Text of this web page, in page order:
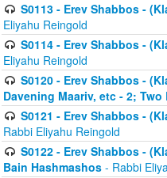
S0113 - Erev Shabbos -
Eliyahu Reingold
S0114 - Erev Shabbos -
Eliyahu Reingold
S0120 - Erev Shabbos -
Davening Maariv, etc - 2;
S0121 - Erev Shabbos -
Rabbi Eliyahu Reingold
S0122 - Erev Shabbos -
Bain Hashmashos - Rabbi